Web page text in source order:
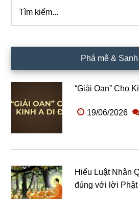
Sidebar
chính
kiếm...
Phá mê &
“Giải Oan” Cho
19/06/2026
Hiểu Luật Nhân
đúng với lời Phật